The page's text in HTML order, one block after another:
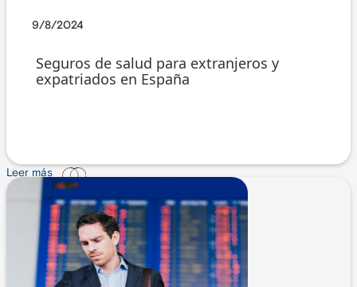
9/8/2024
Seguros de salud para extranjeros y
expatriados en España
Leer más